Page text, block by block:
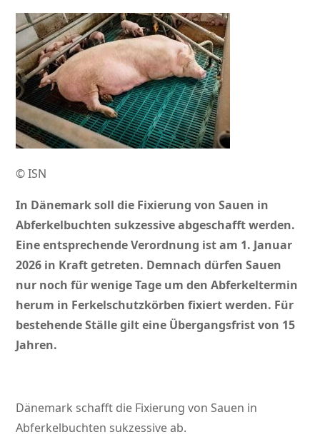
© ISN
In Dänemark soll die Fixierung von Sauen in
Abferkelbuchten sukzessive abgeschafft werden.
Eine entsprechende Verordnung ist am 1. Januar
2026 in Kraft getreten. Demnach dürfen Sauen
nur noch für wenige Tage um den Abferkeltermin
herum in Ferkelschutzkörben fixiert werden. Für
bestehende Ställe gilt eine Übergangsfrist von 15
Jahren.
Dänemark schafft die Fixierung von Sauen in
Abferkelbuchten sukzessive ab.